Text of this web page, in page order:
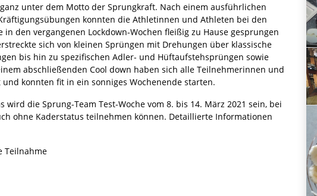
unter dem Motto der Sprungkraft. Nach einem ausführlichen
konnten die Athletinnen und Athleten bei den
den vergangenen Lockdown-Wochen fleißig zu Hause gesprungen
sich von kleinen Sprüngen mit Drehungen über klassische
bis hin zu spezifischen Adler- und Hüftaufstehsprüngen sowie
abschließenden Cool down haben sich alle Teilnehmerinnen und
konnten fit in ein sonniges Wochenende starten.
wird die Sprung-Team Test-Woche vom 8. bis 14. März 2021 sein, bei
ohne Kaderstatus teilnehmen können. Detaillierte Informationen
Teilnahme